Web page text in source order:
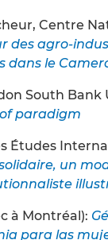
Centre
des agro-
dans le
South Bank
paradigm
Études
solidaire, un
à Montréal):
para las